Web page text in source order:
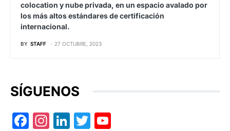
colocation y nube privada, en un espacio avalado por
los más altos estándares de certificación
internacional.
BY STAFF 27 OCTUBRE, 2023
SÍGUENOS
Facebook
Instagram
LinkedIn
Twitter